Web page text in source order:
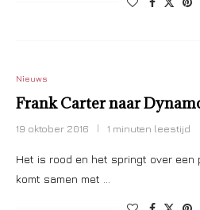
Nieuws
Frank Carter naar
19 oktober 2016 1 minuten leestijd
Het is rood en het springt over een
komt samen met …